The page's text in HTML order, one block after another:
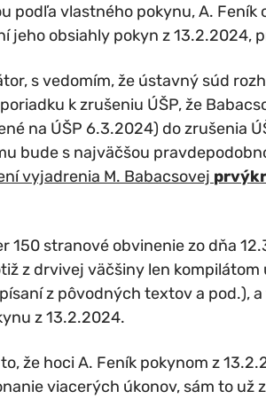
podľa vlastného pokynu, A.
jeho obsiahly pokyn z
s vedomím, že ústavný súd
k zrušeniu ÚŠP, že
na ÚŠP 6.3.2024) do zrušenia
bude s najväčšou
vyjadrenia M. Babacsovej
150 stranové obvinenie zo dňa
z drvivej väčšiny len
z pôvodných textov a pod.),
z 13.2.2024.
že hoci A. Feník pokynom z
viacerých úkonov, sám to už